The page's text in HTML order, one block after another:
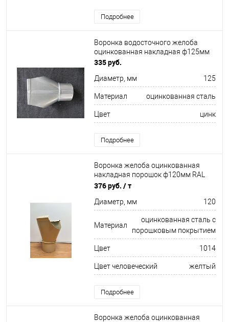
Подробнее
Воронка водосточного желоба
оцинкованная накладная ф125мм
335 руб.
Диаметр, мм 125
Материал оцинкованная сталь
Цвет цинк
Подробнее
Воронка желоба оцинкованная
накладная порошок ф120мм RAL
1014
376 руб. / т
Диаметр, мм 120
Материал
оцинкованная сталь с
порошковым покрытием
Цвет 1014
Цвет человеческий желтый
Подробнее
Воронка желоба оцинкованная